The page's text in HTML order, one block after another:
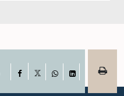
Facebook